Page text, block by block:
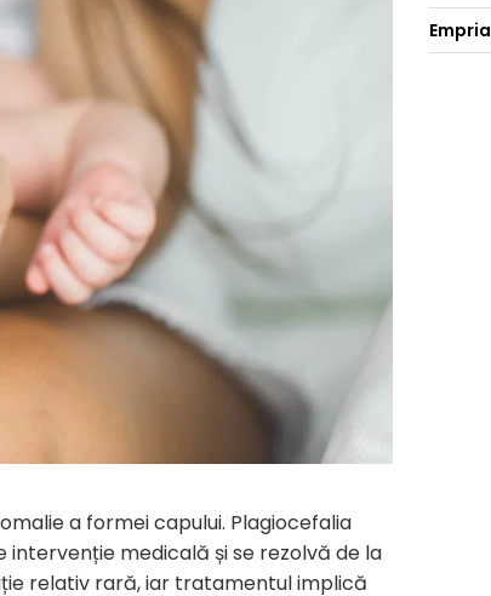
a formei capului. Plagiocefalia
intervenție medicală și se rezolvă de la
relativ rară, iar tratamentul implică
Empria